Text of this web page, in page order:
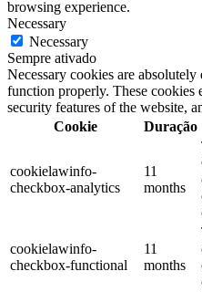
browsing experience.
Necessary
Necessary
Sempre ativado
Necessary cookies are
function properly. These cookies
security features of the website,
Cookie
Duração
cookielawinfo-
checkbox-analytics
11
months
cookielawinfo-
checkbox-functional
11
months